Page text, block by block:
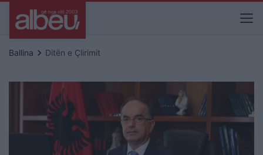
Ballina keyboard_arrow_right Ditën e Çlirimit